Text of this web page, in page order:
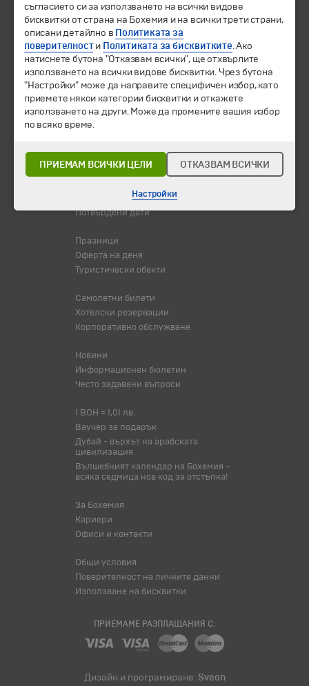
© 1994-2026 Бохемия ООД.Всички права запазени.
Екскурзии и почивки
Направления
Всички програми от А до Я
Горещи оферти
Потвърдени дати
Празници
Оферта на деня
Туристически обекти
Самолетни билети
Хотелски резервации
Корпоративно обслужване
Новини
Информационен бюлетин
Често задавани въпроси
1 BOH = 1,01 лв.
Ваучер за подарък
Дубай - върхът на арабската
цивилизация
Вълшебният календар на Бохемия -
всяка седмица нов код за отстъпка!
За Бохемия
Кариери
Офиси и контакти
Общи условия
Поверителност на личните данни
Използване на бисквитки
ПРИЕМАМЕ РАЗПЛАЩАНИЯ С:
Дизайн и програмиране: Sveon
съгласието си за използването на всички видове
бисквитки от страна на Бохемия и на всички трети страни,
описани детайлно в Политиката за
поверителности Политиката за бисквитките. Ако
натиснете бутона "Отказвам всички", ще отхвърлите
използването на всички видове бисквитки. Чрез бутона
"Настройки" може да направите специфичен избор, като
приемете някои категории бисквитки и откажете
използването на други. Може да промените вашия избор
по всяко време.
ПРИЕМАМ ВСИЧКИ ЦЕЛИ ОТКАЗВАМ ВСИЧКИ
Настройки